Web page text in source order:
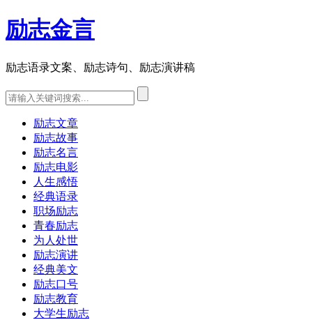
励志金言
励志语录文案、励志诗句、励志演讲稿
励志文章
励志故事
励志名言
励志电影
人生感悟
经典语录
职场励志
青春励志
为人处世
励志演讲
经典美文
励志口号
励志教育
大学生励志